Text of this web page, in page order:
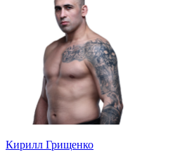
Кирилл Грищенко